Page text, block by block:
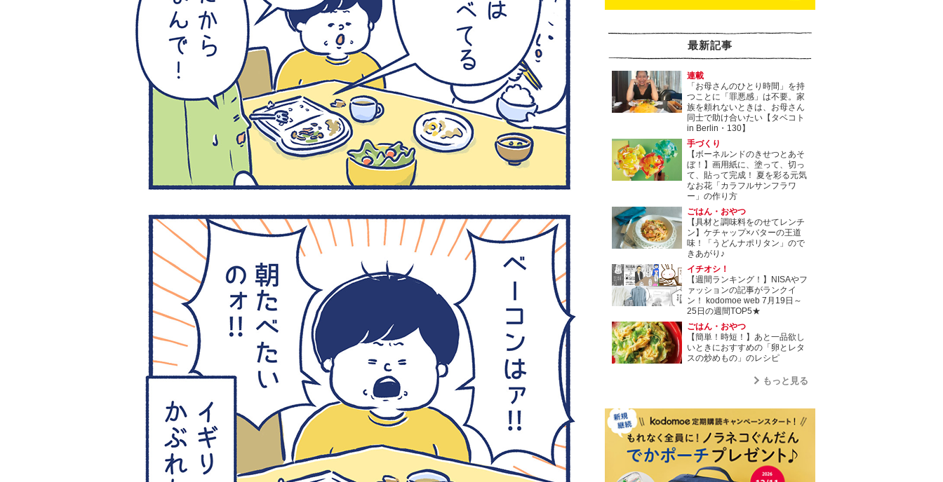
最新記事
連載
「お母さんのひとり時間」を持
つことに「罪悪感」は不要。家
族を頼れないときは、お母さん
同士で助け合いたい【タベコト
in Berlin・130】
手づくり
【ボーネルンドのきせつとあそ
ぼ！】画用紙に、塗って、切っ
て、貼って完成！ 夏を彩る元気
なお花「カラフルサンフラワ
ー」の作り方
ごはん・おやつ
【具材と調味料をのせてレンチ
ン】ケチャップ×バターの王道
味！「うどんナポリタン」ので
きあがり♪
イチオシ！
【週間ランキング！】NISAやフ
ァッションの記事がランクイ
ン！ kodomoe web 7月19日～
25日の週間TOP5★
ごはん・おやつ
【簡単！時短！】あと一品欲し
いときにおすすめの「卵とレタ
スの炒めもの」のレシピ
もっと見る